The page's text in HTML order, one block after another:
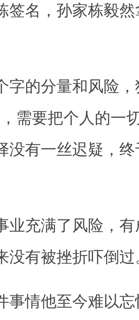
签名，孙家栋毅
的分量和风险，
需要把个人的一
没有一丝迟疑，
充满了风险，有
没有被挫折吓倒
情他至今难以忘